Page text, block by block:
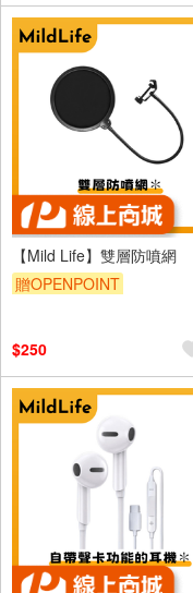
【Mild Life】雙層防噴網
贈OPENPOINT
$250